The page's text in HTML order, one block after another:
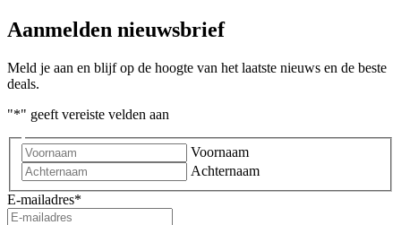
Aanmelden nieuwsbrief
Meld je aan en blijf op de hoogte van het laatste nieuws en de beste
deals.
"*" geeft vereiste velden aan
Voornaam
Achternaam
E-mailadres*